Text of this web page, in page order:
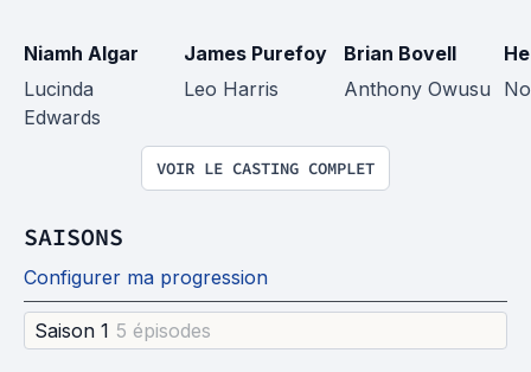
Niamh Algar
Lucinda
Edwards
James Purefoy
Leo Harris
Brian Bovell
Anthony Owusu
VOIR LE CASTING COMPLET
SAISONS
Configurer ma progression
Saison 1 5 épisodes